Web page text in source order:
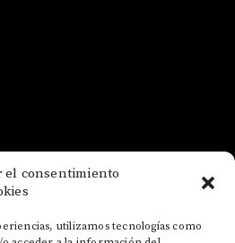
el consentimiento
utilizamos tecnologías como